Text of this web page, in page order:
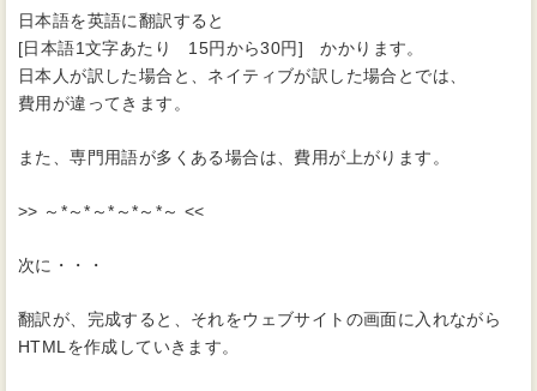
日本語を英語に翻訳すると
[日本語1文字あたり 15円から30円] かかります。
日本人が訳した場合と、ネイティブが訳した場合とでは、
費用が違ってきます。
また、専門用語が多くある場合は、費用が上がります。
>> ～*～*～*～*～*～ <<
次に・・・
翻訳が、完成すると、それをウェブサイトの画面に入れながら
HTMLを作成していきます。